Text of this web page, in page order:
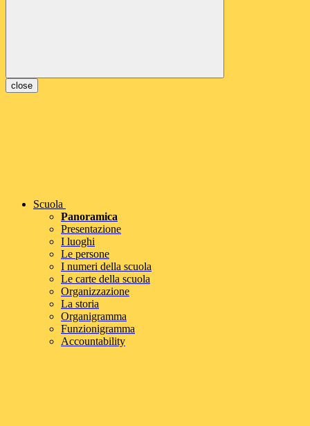
close
Scuola
Panoramica
Presentazione
I luoghi
Le persone
I numeri della scuola
Le carte della scuola
Organizzazione
La storia
Organigramma
Funzionigramma
Accountability